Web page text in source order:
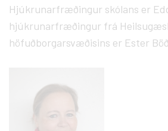
Hjúkrunarfræðingur skólans er
hjúkrunarfræðingur frá
höfuðborgarsvæðisins er Ester